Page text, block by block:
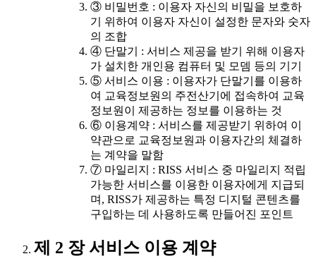
③ 비밀번호 : 이용자 자신의 비밀을 보호하
기 위하여 이용자 자신이 설정한 문자와 숫자
의 조합
④ 단말기 : 서비스 제공을 받기 위해 이용자
가 설치한 개인용 컴퓨터 및 모뎀 등의 기기
⑤ 서비스 이용 : 이용자가 단말기를 이용하
여 교육정보원의 주전산기에 접속하여 교육
정보원이 제공하는 정보를 이용하는 것
⑥ 이용계약 : 서비스를 제공받기 위하여 이
약관으로 교육정보원과 이용자간의 체결하
는 계약을 말함
⑦ 마일리지 : RISS 서비스 중 마일리지 적립
가능한 서비스를 이용한 이용자에게 지급되
며, RISS가 제공하는 특정 디지털 콘텐츠를
구입하는 데 사용하도록 만들어진 포인트
제 2 장 서비스 이용 계약